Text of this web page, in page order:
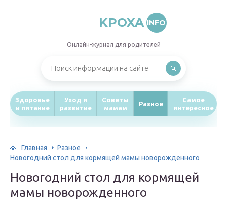
KPOXA INFO
Онлайн-журнал для родителей
Здоровье
и питание
Уход и
развитие
Советы
мамам
Разное
Самое
интересное
Главная
Разное
Новогодний стол для кормящей мамы новорожденного
Новогодний стол для кормящей
мамы новорожденного